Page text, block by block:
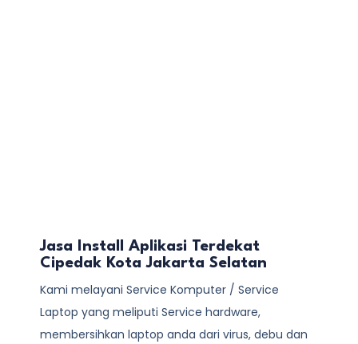
Jasa Install Aplikasi Terdekat
Cipedak Kota Jakarta Selatan
Kami melayani Service Komputer / Service
Laptop yang meliputi Service hardware,
membersihkan laptop anda dari virus, debu dan